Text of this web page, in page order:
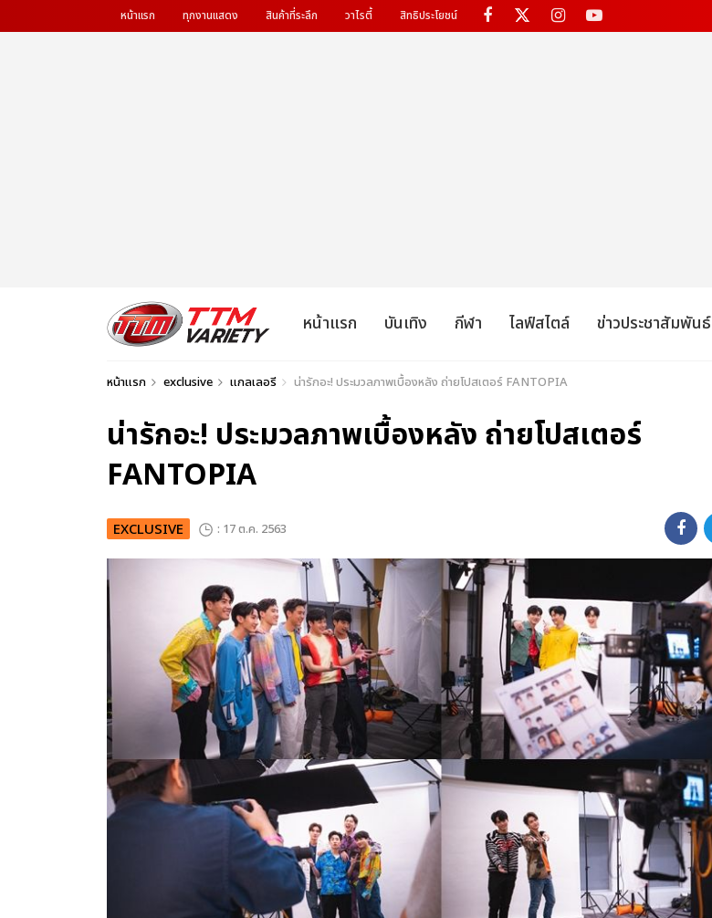
หน้าแรก ทุกงานแสดง สินค้าที่ระลึก วาไรตี้ สิทธิประโยชน์
หน้าแรก บันเทิง กีฬา ไลฟ์สไตล์ ข่าวประชาสัมพันธ์
หน้าแรก exclusive แกลเลอรี น่ารักอะ! ประมวลภาพเบื้องหลัง ถ่ายโปสเตอร์ FANTOPIA
น่ารักอะ! ประมวลภาพเบื้องหลัง ถ่ายโปสเตอร์
FANTOPIA
EXCLUSIVE : 17 ต.ค. 2563